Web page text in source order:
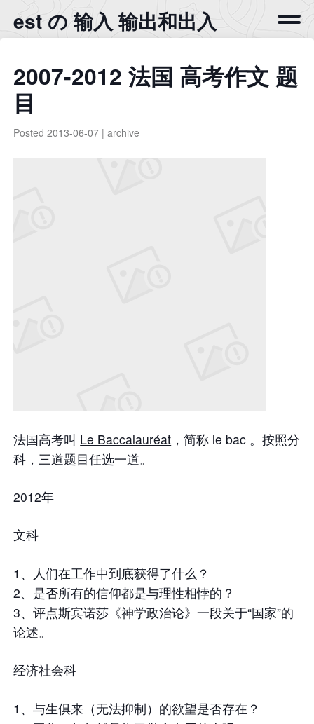
est の 输入 输出和出入
2007-2012 法国 高考作文 题
目
Posted2013-06-07 |archive
法国高考叫 Le Baccalauréat ，简称 le bac 。按照分
科，三道题目任选一道。
2012年
文科
1、人们在工作中到底获得了什么？
2、是否所有的信仰都是与理性相悖的？
3、评点斯宾诺莎《神学政治论》一段关于“国家”的
论述。
经济社会科
1、与生俱来（无法抑制）的欲望是否存在？